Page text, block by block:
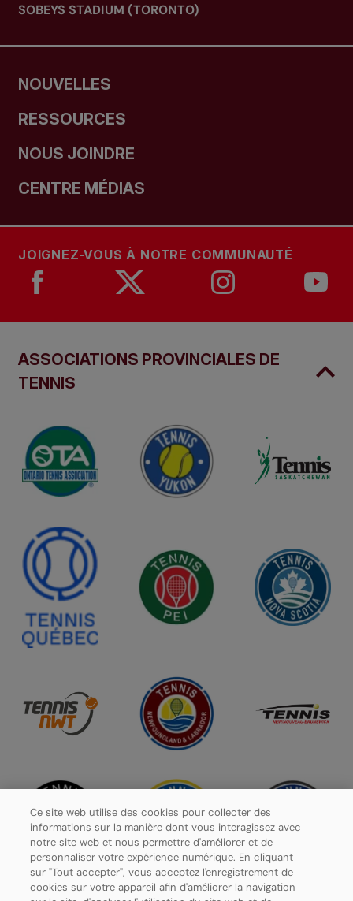
SOBEYS STADIUM (TORONTO)
NOUVELLES
RESSOURCES
NOUS JOINDRE
CENTRE MÉDIAS
JOIGNEZ-VOUS À NOTRE COMMUNAUTÉ
ASSOCIATIONS PROVINCIALES DE
TENNIS
Ce site web utilise des cookies pour collecter des
informations sur la manière dont vous interagissez avec
notre site web et nous permettre d'améliorer et de
personnaliser votre expérience numérique. En cliquant
sur "Tout accepter", vous acceptez l'enregistrement de
cookies sur votre appareil afin d'améliorer la navigation